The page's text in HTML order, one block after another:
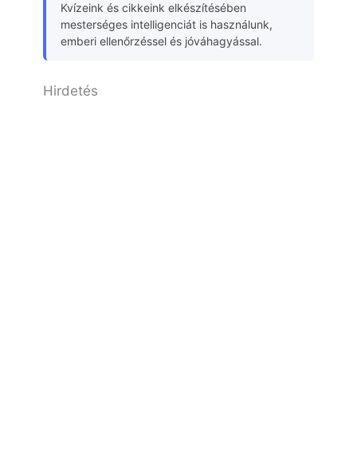
Kvízeink és cikkeink elkészítésében
mesterséges intelligenciát is használunk,
emberi ellenőrzéssel és jóváhagyással.
Hirdetés